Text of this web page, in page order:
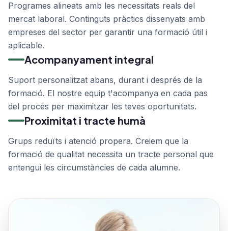
Programes alineats amb les necessitats reals del
mercat laboral. Continguts pràctics dissenyats amb
empreses del sector per garantir una formació útil i
aplicable.
Acompanyament integral
Suport personalitzat abans, durant i després de la
formació. El nostre equip t'acompanya en cada pas
del procés per maximitzar les teves oportunitats.
Proximitat i tracte humà
Grups reduïts i atenció propera. Creiem que la
formació de qualitat necessita un tracte personal que
entengui les circumstàncies de cada alumne.